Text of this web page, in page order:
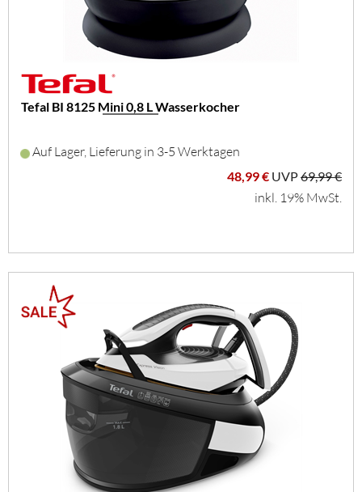
Tefal BI 8125 Mini 0,8 L Wasserkocher
Auf Lager, Lieferung in 3-5 Werktagen
48,99 € UVP69,99 €
inkl. 19% MwSt.